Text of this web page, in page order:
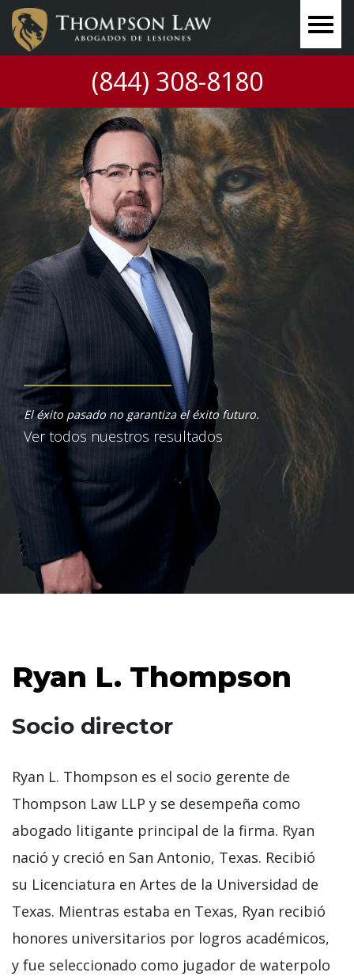
(844) 308-8180
El éxito pasado no garantiza el éxito futuro.
Ver todos nuestros resultados
Ryan L. Thompson
Socio director
Ryan L. Thompson es el socio gerente de
Thompson Law LLP y se desempeña como
abogado litigante principal de la firma. Ryan
nació y creció en San Antonio, Texas. Recibió
su Licenciatura en Artes de la Universidad de
Texas. Mientras estaba en Texas, Ryan recibió
honores universitarios por logros académicos,
y fue seleccionado como jugador de waterpolo